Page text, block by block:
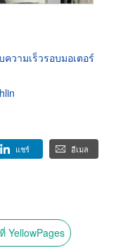
ความเร็วรอบมอเตอร์
แชร์ อีเมล
YellowPages